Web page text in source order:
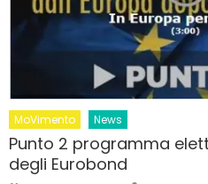
MoVimento News
Punto 2 programma
degli Eurobond